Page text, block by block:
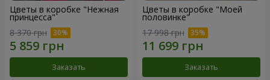
Цветы в коробке "Нежная
принцесса"
8 370 грн
Заказать
Цветы в коробке "Моей
половинке"
17 998 грн
Заказать